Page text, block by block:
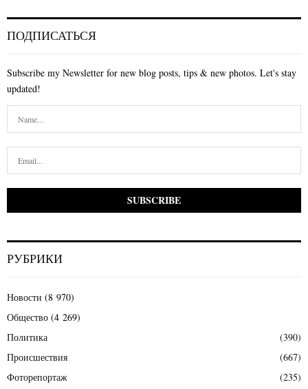
ПОДПИСАТЬСЯ
Subscribe my Newsletter for new blog posts, tips & new photos. Let's stay
updated!
РУБРИКИ
Новости (8 970)
Общество (4 269)
Политика
(390)
Происшествия
(667)
Фоторепортаж
(235)